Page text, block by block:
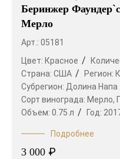
Беринжер
Мерло
Арт.: 05181
Цвет: Красное
Страна: США Регион:
Субрегион: Долина Напа
Сорт винограда: Мерло,
Объем: 0.75 л Год:
Подробнее
3 000 ₽